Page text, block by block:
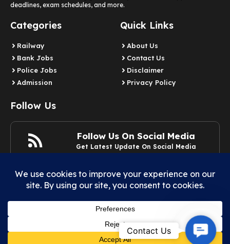
deadlines, exam schedules, and more.
Categories
Railway
Bank Jobs
Police Jobs
Admission
Quick Links
About Us
Contact Us
Disclaimer
Privacy Policy
Follow Us
Follow Us On Social Media
Get Latest Update On Social Media
© 2025 Example.com | All rights reserved.
Contact
Us
Contact Us